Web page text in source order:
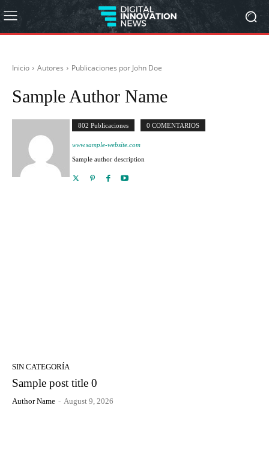
Inicio Autores Publicaciones por John Doe
Sample Author Name
802 Publicaciones 0 COMENTARIOS
www.sample-website.com
Sample author description
SIN CATEGORÍA
Sample post title 0
Author Name - August 9, 2026